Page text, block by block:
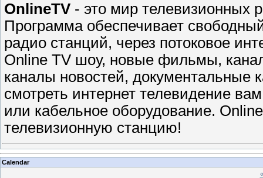
OnlineTV - это мир телевизионных
Программа обеспечивает
радио станций, через потоковое
Online TV шоу, новые фильмы,
каналы новостей, документальные
смотреть интернет телевидение
или кабельное оборудование.
телевизионную станцию!
Calendar
«